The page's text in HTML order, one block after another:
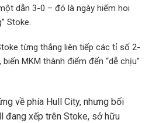
dẫn 3-0 – đó là ngày hiếm hoi
Stoke.
từng thắng liên tiếp các tỉ số 2-
MKM thành điểm đến “dễ chịu”
về phía Hull City, nhưng bối
đang xếp trên Stoke, sở hữu